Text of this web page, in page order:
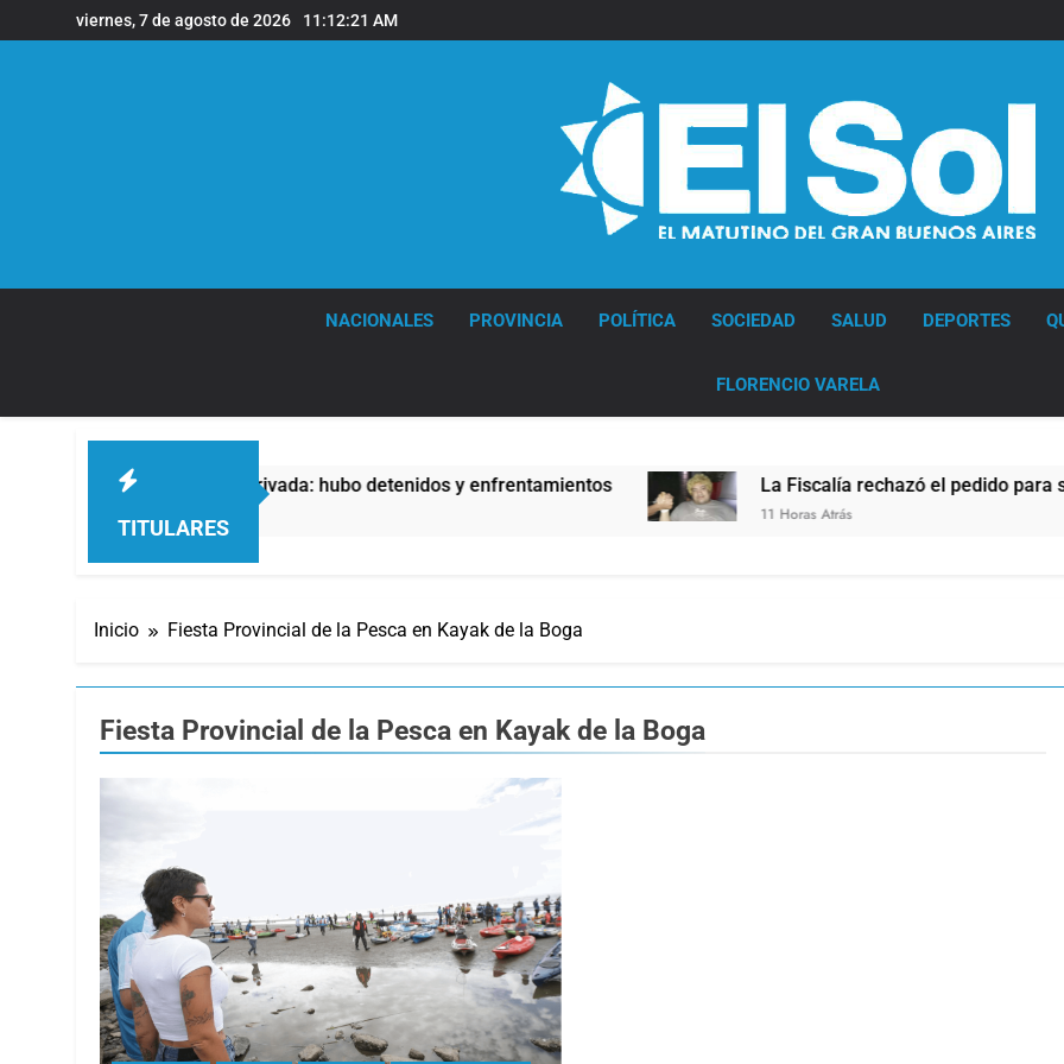
al
viernes, 7 de agosto de 2026 11:12:22 AM
NACIONALES PROVINCIA POLÍTICA SOCIEDAD SALUD DEPORTES
FLORENCIO VARELA
TITULARES
Privada: hubo detenidos y enfrentamientos La Fiscalía rechazó el pedido para suspender el juicio
11 Horas Atrás
Inicio Fiesta Provincial de la Pesca en Kayak de la Boga
Fiesta Provincial de la Pesca en Kayak de la Boga